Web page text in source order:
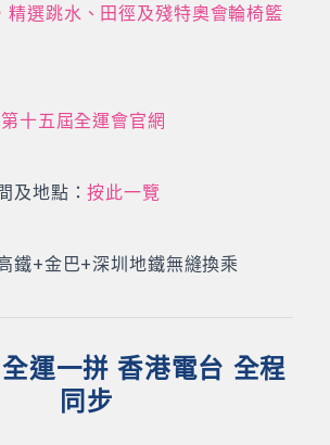
精選跳水、田徑及殘特奧會輪椅籃
第十五屆全運會官網
及地點：按此一覽
鐵+金巴+深圳地鐵無縫換乘
運一拼 香港電台 全程
同步